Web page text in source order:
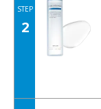
STEP
2